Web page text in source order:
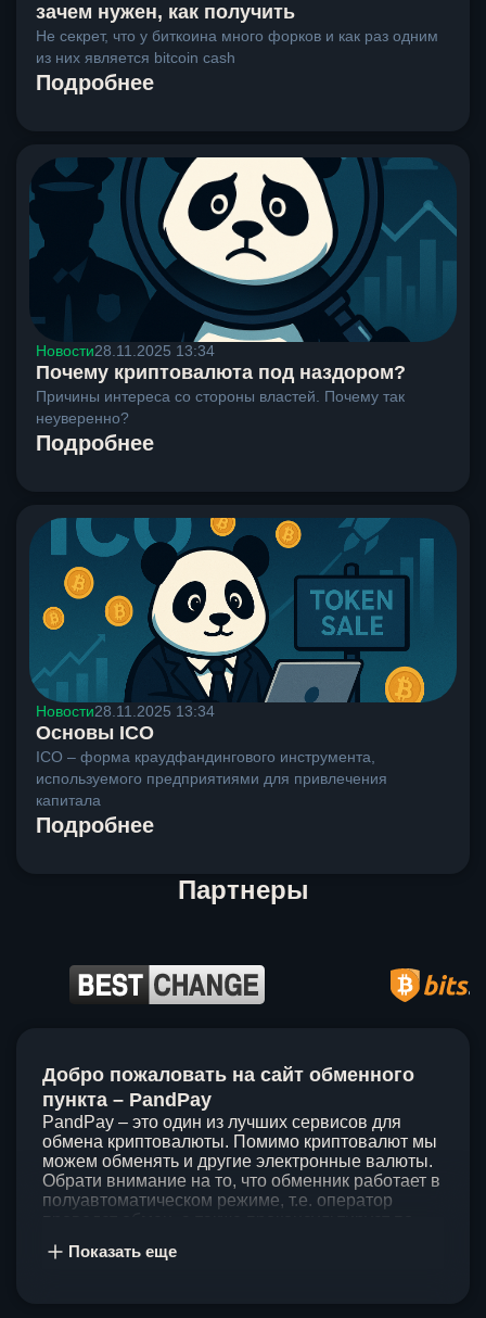
зачем нужен, как получить
Не секрет, что у биткоина много форков и как раз одним
из них является bitcoin cash
Подробнее
Новости28.11.2025 13:34
Почему криптовалюта под наздором?
Причины интереса со стороны властей. Почему так
неуверенно?
Подробнее
Новости28.11.2025 13:34
Основы ICO
ICO – форма краудфандингового инструмента,
используемого предприятиями для привлечения
капитала
Подробнее
Партнеры
Добро пожаловать на сайт обменного
пункта – PandPay
PandPay – это один из лучших сервисов для
обмена криптовалюты. Помимо криптовалют мы
можем обменять и другие электронные валюты.
Обрати внимание на то, что обменник работает в
полуавтоматическом режиме, т.е. оператор
клиентов, поэтому стараемся проводить обмены
Показать еще